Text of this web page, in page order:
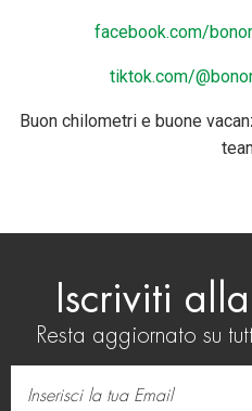
facebook.com/
tiktok.com/
Buon chilometri e buone
Iscriviti
Resta aggiornato su